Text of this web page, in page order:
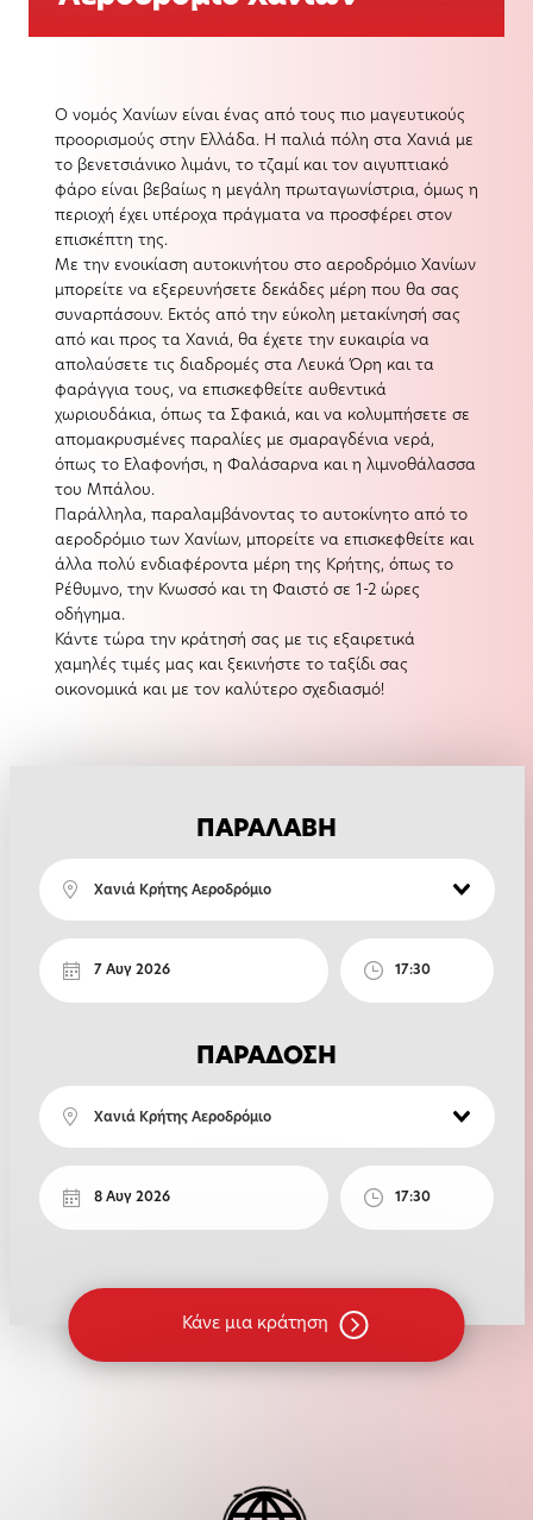
Ο νομός Χανίων είναι ένας από τους πιο μαγευτικούς
προορισμούς στην Ελλάδα. Η παλιά πόλη στα Χανιά με
το βενετσιάνικο λιμάνι, το τζαμί και τον αιγυπτιακό
φάρο είναι βεβαίως η μεγάλη πρωταγωνίστρια, όμως η
περιοχή έχει υπέροχα πράγματα να προσφέρει στον
επισκέπτη της.
Με την ενοικίαση αυτοκινήτου στο αεροδρόμιο Χανίων
μπορείτε να εξερευνήσετε δεκάδες μέρη που θα σας
συναρπάσουν. Εκτός από την εύκολη μετακίνησή σας
από και προς τα Χανιά, θα έχετε την ευκαιρία να
απολαύσετε τις διαδρομές στα Λευκά Όρη και τα
φαράγγια τους, να επισκεφθείτε αυθεντικά
χωριουδάκια, όπως τα Σφακιά, και να κολυμπήσετε σε
απομακρυσμένες παραλίες με σμαραγδένια νερά,
όπως το Ελαφονήσι, η Φαλάσαρνα και η λιμνοθάλασσα
του Μπάλου.
Παράλληλα, παραλαμβάνοντας το αυτοκίνητο από το
αεροδρόμιο των Χανίων, μπορείτε να επισκεφθείτε και
άλλα πολύ ενδιαφέροντα μέρη της Κρήτης, όπως το
Ρέθυμνο, την Κνωσσό και τη Φαιστό σε 1-2 ώρες
οδήγημα.
Κάντε τώρα την κράτησή σας με τις εξαιρετικά
χαμηλές τιμές μας και ξεκινήστε το ταξίδι σας
οικονομικά και με τον καλύτερο σχεδιασμό!
ΠΑΡΑΛΑΒΗ
Χανιά Κρήτης Αεροδρόμιο
ΠΑΡΑΔΟΣΗ
Χανιά Κρήτης Αεροδρόμιο
Κάνε μια κράτηση